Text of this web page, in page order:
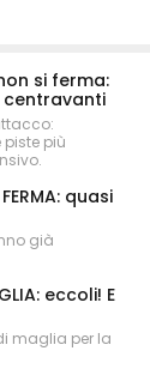
non si ferma:
centravanti
più
quasi
già
eccoli! E
maglia per la